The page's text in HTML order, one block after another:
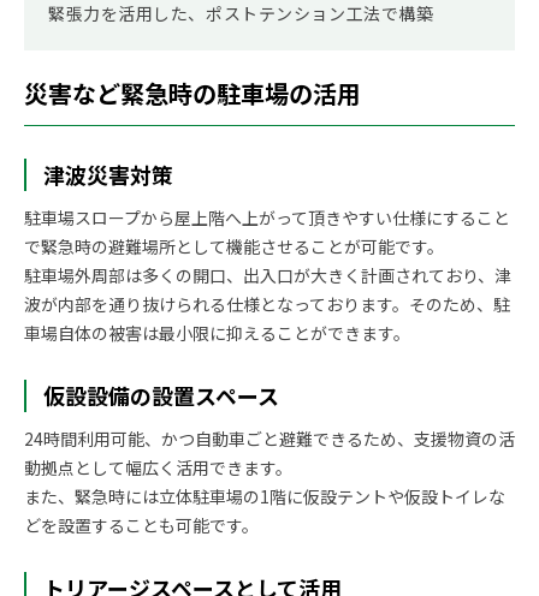
緊張力を活用した、ポストテンション工法で構築
災害など緊急時の駐車場の活用
津波災害対策
駐車場スロープから屋上階へ上がって頂きやすい仕様にすること
で緊急時の避難場所として機能させることが可能です。
駐車場外周部は多くの開口、出入口が大きく計画されており、津
波が内部を通り抜けられる仕様となっております。そのため、駐
車場自体の被害は最小限に抑えることができます。
仮設設備の設置スペース
24時間利用可能、かつ自動車ごと避難できるため、支援物資の活
動拠点として幅広く活用できます。
また、緊急時には立体駐車場の1階に仮設テントや仮設トイレな
どを設置することも可能です。
トリアージスペースとして活用